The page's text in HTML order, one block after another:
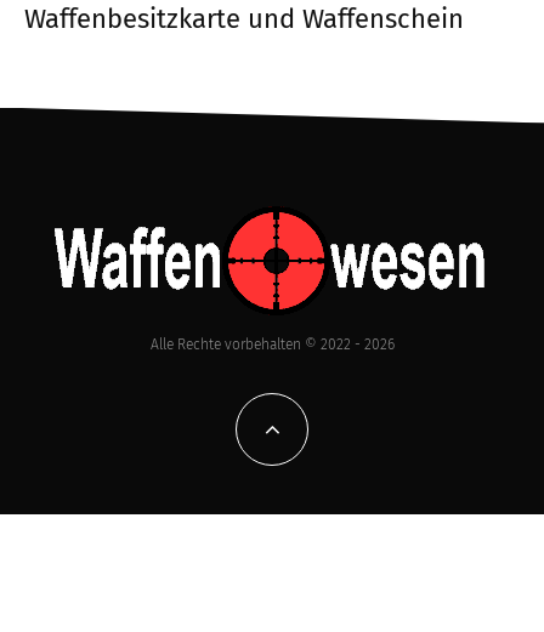
Waffenbesitzkarte und Waffenschein
Alle Rechte vorbehalten © 2022 - 2026